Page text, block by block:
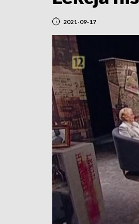
2021-09-17